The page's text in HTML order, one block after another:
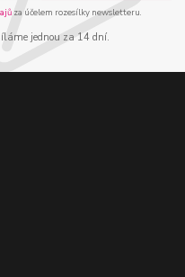
za účelem rozesílky newsletteru.
jednou za 14 dní.